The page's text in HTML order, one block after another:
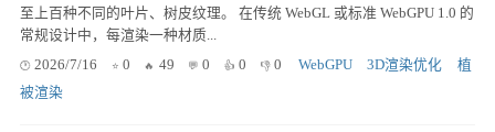
至上百种不同的叶片、树皮纹理。 在传统 WebGL 或标准 WebGPU 1.0 的
常规设计中，每渲染一种材质...
2026/7/16
0 49 0 0 0 WebGPU 3D渲染优化
植
被渲染